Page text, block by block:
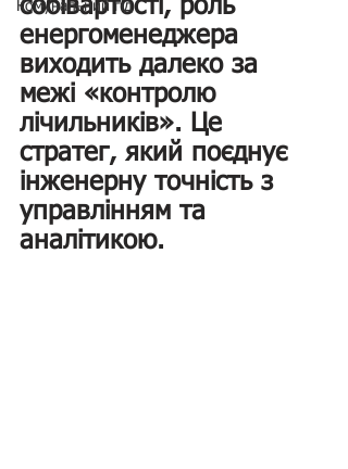
Комунальний гід
собівартості, роль
енергоменеджера
виходить далеко за
межі «контролю
лічильників». Це
стратег, який поєднує
інженерну точність з
управлінням та
аналітикою.